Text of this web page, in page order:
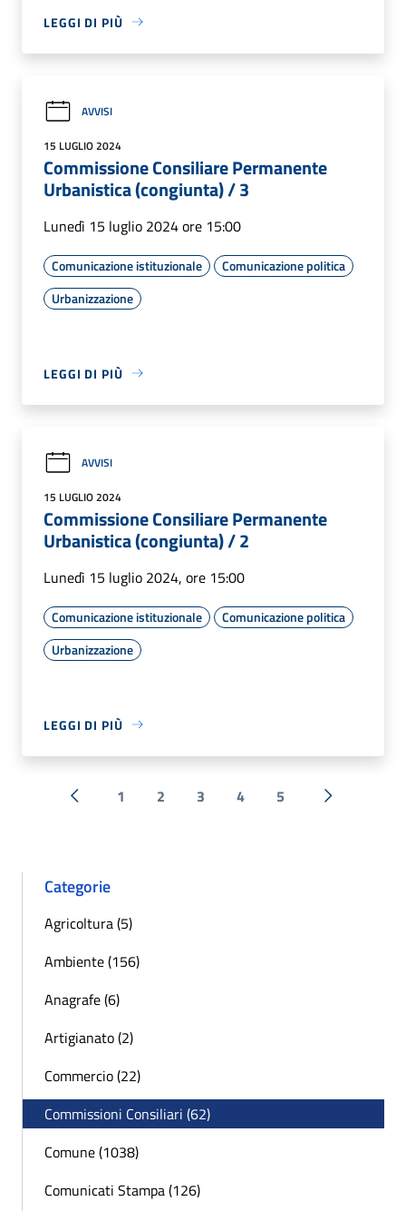
LEGGI DI PIÙ
AVVISI
15 LUGLIO 2024
Commissione Consiliare Permanente
Urbanistica (congiunta) / 3
Lunedì 15 luglio 2024 ore 15:00
Comunicazione istituzionale
Comunicazione politica
Urbanizzazione
LEGGI DI PIÙ
AVVISI
15 LUGLIO 2024
Commissione Consiliare Permanente
Urbanistica (congiunta) / 2
Lunedì 15 luglio 2024, ore 15:00
Comunicazione istituzionale
Comunicazione politica
Urbanizzazione
LEGGI DI PIÙ
« Precedente
1 2 3 4 5 Successiva
Categorie
Agricoltura (5)
Ambiente (156)
Anagrafe (6)
Artigianato (2)
Commercio (22)
Commissioni Consiliari (62)
Comune (1038)
Comunicati Stampa (126)